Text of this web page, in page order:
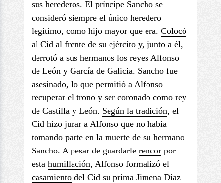
sus herederos. El príncipe Sancho se
consideró siempre el único heredero
legítimo, como hijo mayor que era. Colocó
al Cid al frente de su ejército y, junto a él,
derrotó a sus hermanos los reyes Alfonso
de León y García de Galicia. Sancho fue
asesinado, lo que permitió a Alfonso
recuperar el trono y ser coronado como rey
de Castilla y León. Según la tradición, el
Cid hizo jurar a Alfonso que no había
tomando parte en la muerte de su hermano
Sancho. A pesar de guardarle rencor por
esta humillación, Alfonso formalizó el
casamiento del Cid su prima Jimena Díaz